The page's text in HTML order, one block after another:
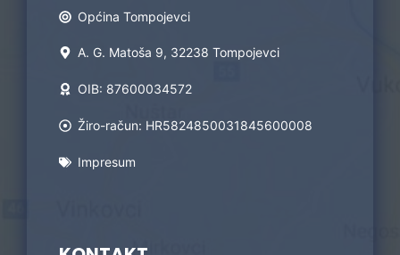
Općina Tompojevci
A. G. Matoša 9, 32238 Tompojevci
OIB: 87600034572
Žiro-račun: HR5824850031845600008
Impresum